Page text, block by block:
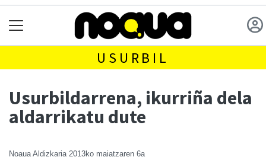
USURBIL
Usurbildarrena, ikurriña dela
aldarrikatu dute
Noaua Aldizkaria 2013ko maiatzaren 6a